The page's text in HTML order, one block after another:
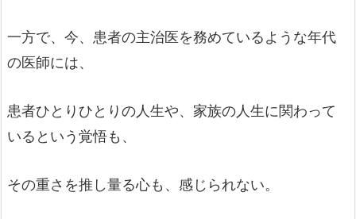
一方で、今、患者の主治医を務めているような年代
の医師には、
患者ひとりひとりの人生や、家族の人生に関わって
いるという覚悟も、
その重さを推し量る心も、感じられない。